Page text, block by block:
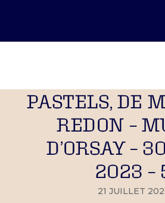
PASTELS, DE
REDON –
D’ORSAY –
2023 –
21 JUILLET